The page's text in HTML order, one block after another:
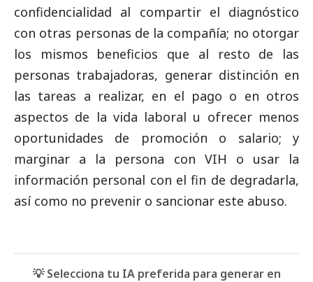
confidencialidad al compartir el diagnóstico
con otras personas de la compañía; no otorgar
los mismos beneficios que al resto de las
personas trabajadoras, generar distinción en
las tareas a realizar, en el pago o en otros
aspectos de la vida laboral u ofrecer menos
oportunidades de promoción o salario; y
marginar a la persona con VIH o usar la
información personal con el fin de degradarla,
así como no prevenir o sancionar este abuso.
💡 Selecciona tu IA preferida para generar en